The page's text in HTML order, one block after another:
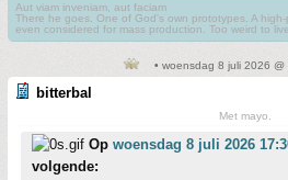
Aut viam inveniam, aut faciam
There he goes. One of God's own prototypes. A
even considered for mass production. Too weird to
• woensdag 8 juli 2026 @
bitterbal
Met mayo.
Op woensdag 8 juli 2026
volgende: